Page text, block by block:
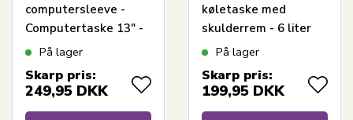
computersleeve -
Computertaske 13" -
GrønPå lager
Skarp pris:
249,95 DKK
køletaske med
skulderrem - 6 liter
På lager
Skarp pris:
199,95 DKK